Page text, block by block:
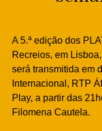
A 5.ª edição dos
Recreios, em
será transmitida em
Internacional, RTP
Play, a partir das
Filomena Cautela.